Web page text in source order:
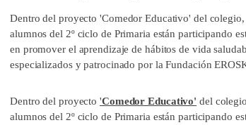
Dentro del proyecto 'Comedor Educativo' del
alumnos del 2º ciclo de Primaria están participando
en promover el aprendizaje de hábitos de vida
especializados y patrocinado por la Fundación
Dentro del proyecto'Comedor Educativo' del
alumnos del 2º ciclo de Primaria están participando